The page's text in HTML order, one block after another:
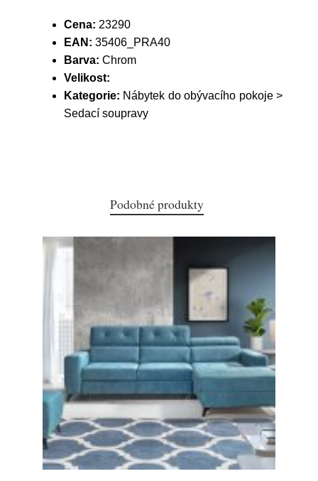
Cena: 23290
EAN: 35406_PRA40
Barva: Chrom
Velikost:
Kategorie: Nábytek do obývacího pokoje >
Sedací soupravy
Podobné produkty